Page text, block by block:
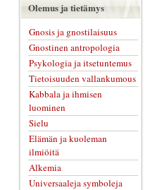
Olemus ja tietämys
Gnosis ja gnostilaisuus
Gnostinen antropologia
Psykologia ja itsetuntemus
Tietoisuuden vallankumous
Kabbala ja ihmisen
luominen
Sielu
Elämän ja kuoleman
ilmiöitä
Alkemia
Universaaleja symboleja